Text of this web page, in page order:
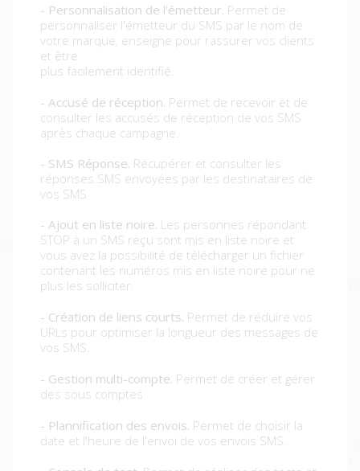
- Personnalisation de l'émetteur. Permet de
personnaliser l'émetteur du SMS par le nom de
votre marque, enseigne pour rassurer vos clients
et être
plus facilement identifié.
- Accusé de réception. Permet de recevoir et de
consulter les accusés de réception de vos SMS
après chaque campagne.
- SMS Réponse. Récupérer et consulter les
réponses SMS envoyées par les destinataires de
vos SMS
- Ajout en liste noire. Les personnes répondant
STOP à un SMS reçu sont mis en liste noire et
vous avez la possibilité de télécharger un fichier
contenant les numéros mis en liste noire pour ne
plus les solliciter.
- Création de liens courts. Permet de réduire vos
URLs pour optimiser la longueur des messages de
vos SMS.
- Gestion multi-compte. Permet de créer et gérer
des sous comptes.
- Plannification des envois. Permet de choisir la
date et l'heure de l'envoi de vos envois SMS.